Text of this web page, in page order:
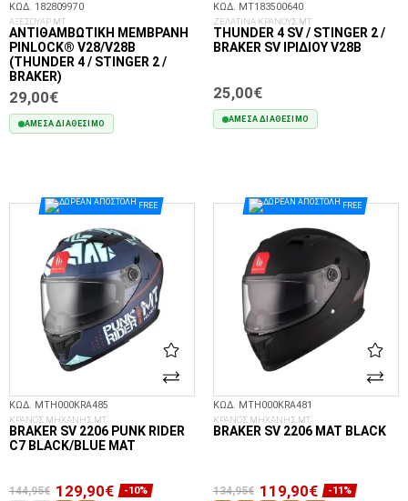
ΚΩΔ. 182809970
ΑΞΕΣΟΥΑΡ MT
ΑΝΤΙΘΑΜΒΩΤΙΚΉ ΜΕΜΒΡΆΝΗ
PINLOCK® V28/V28B
(THUNDER 4 / STINGER 2 /
BRAKER)
29,00€
ΆΜΕΣΑ ΔΙΑΘΈΣΙΜΟ
ΚΩΔ. MT183500640
ΖΕΛΑΤΙΝΑ ΚΡΑΝΟΥΣ MT
THUNDER 4 SV / STINGER 2 /
BRAKER SV ΙΡΙΔΊΟΥ V28B
25,00€
ΆΜΕΣΑ ΔΙΑΘΈΣΙΜΟ
FREE
ΚΩΔ. MTH000KRA485
ΚΡΑΝΟΣ ΜΗΧΑΝΗΣ MT
BRAKER SV 2206 PUNK RIDER
C7 BLACK/BLUE MAT
144,95€ 129,90€ -10%
FREE
ΚΩΔ. MTH000KRA481
ΚΡΑΝΟΣ ΜΗΧΑΝΗΣ MT
BRAKER SV 2206 MAT BLACK
134,95€ 119,90€ -11%